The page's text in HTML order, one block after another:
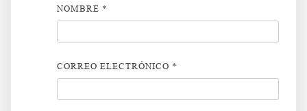
NOMBRE *
CORREO ELECTRÓNICO *